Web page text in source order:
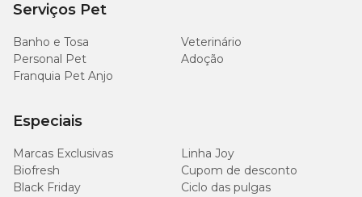
Serviços Pet
Banho e Tosa
Veterinário
Personal Pet
Adoção
Franquia Pet Anjo
Especiais
Marcas Exclusivas
Linha Joy
Biofresh
Cupom de desconto
Black Friday
Ciclo das pulgas